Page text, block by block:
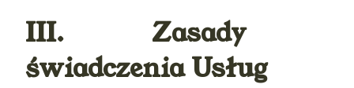
III. Zasady
świadczenia Usług